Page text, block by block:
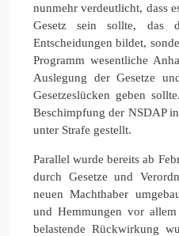
nunmehr verdeutlicht, dass
Gesetz sein sollte, das
Entscheidungen bildet,
Programm wesentliche
Auslegung der Gesetze
Gesetzeslücken geben
Beschimpfung der NSDAP
unter Strafe gestellt.
Parallel wurde bereits ab
durch Gesetze und
neuen Machthaber
und Hemmungen vor
belastende Rückwirkung